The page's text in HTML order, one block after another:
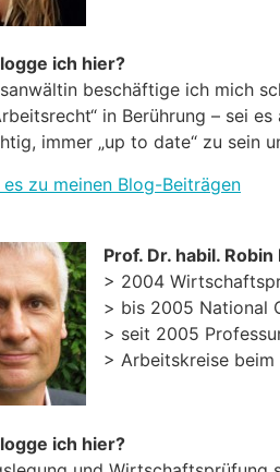
ich hier?
beschäftige ich mich
in Berührung – sei
immer „up to date“ zu sein
zu meinen Blog-Beiträgen
Prof. Dr. habil.
> 2004
> bis 2005 National
> seit 2005
> Arbeitskreise beim
ich hier?